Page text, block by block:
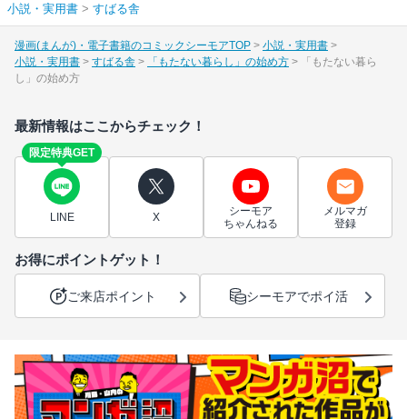
小説・実用書 > すばる舎
漫画(まんが)・電子書籍のコミックシーモアTOP
小説・実用書
小説・実用書
すばる舎 「もたない暮らし」の始め方
「もたない暮ら
し」の始め方
最新情報はここからチェック！
限定特典GET
LINE X
シーモア
ちゃんねる
メルマガ
登録
お得にポイントゲット！
ご来店ポイント シーモアでポイ活